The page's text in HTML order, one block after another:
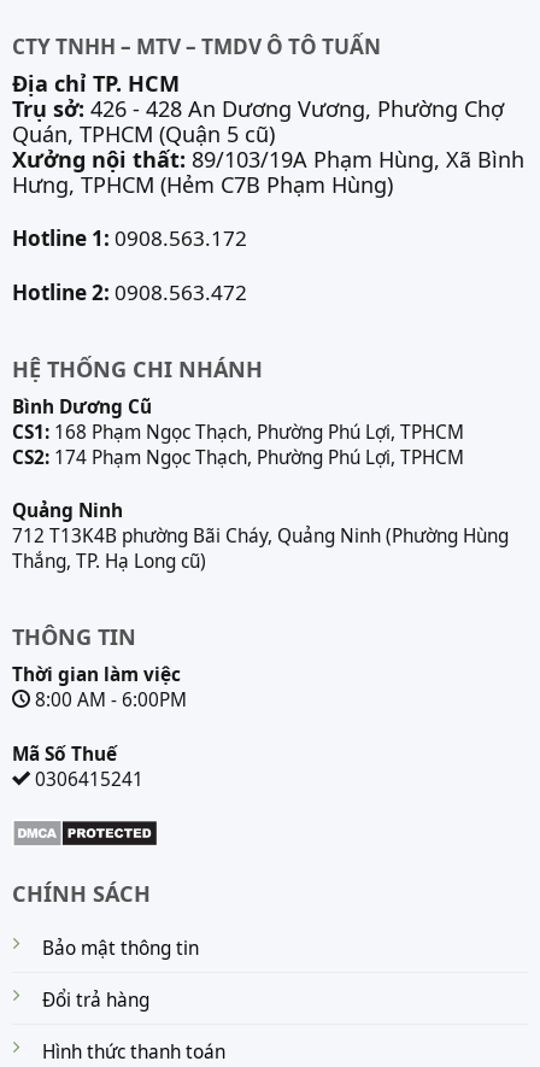
CTY TNHH – MTV – TMDV Ô TÔ TUẤN
Địa chỉ TP. HCM
Trụ sở: 426 - 428 An Dương Vương, Phường Chợ
Quán, TPHCM (Quận 5 cũ)
Xưởng nội thất: 89/103/19A Phạm Hùng, Xã Bình
Hưng, TPHCM (Hẻm C7B Phạm Hùng)
Hotline 1: 0908.563.172
Hotline 2: 0908.563.472
HỆ THỐNG CHI NHÁNH
Bình Dương Cũ
CS1:168 Phạm Ngọc Thạch, Phường Phú Lợi, TPHCM
CS2:174 Phạm Ngọc Thạch, Phường Phú Lợi, TPHCM
Quảng Ninh
712 T13K4B phường Bãi Cháy, Quảng Ninh (Phường Hùng
Thắng, TP. Hạ Long cũ)
THÔNG TIN
Thời gian làm việc
8:00 AM - 6:00PM
Mã Số Thuế
0306415241
CHÍNH SÁCH
Bảo mật thông tin
Đổi trả hàng
Hình thức thanh toán